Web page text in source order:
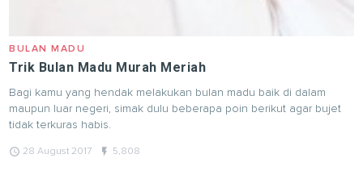
BULAN MADU
Trik Bulan Madu Murah Meriah
Bagi kamu yang hendak melakukan bulan madu baik di dalam
maupun luar negeri, simak dulu beberapa poin berikut agar bujet
tidak terkuras habis.
query_builder 28 August 2017 flash_on 5,808